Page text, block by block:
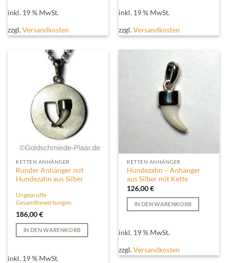
inkl. 19 % MwSt.
zzgl.Versandkosten
inkl. 19 % MwSt.
zzgl.Versandkosten
KETTEN ANHÄNGER
Runder Anhänger mit
Hundezahn aus Silber
Ungeprüfte
Gesamtbewertungen
186,00€
IN DEN WARENKORB
inkl. 19 % MwSt.
KETTEN ANHÄNGER
Hundezahn – Anhänger
aus Silber mit Kette
126,00€
IN DEN WARENKORB
inkl. 19 % MwSt.
zzgl.Versandkosten